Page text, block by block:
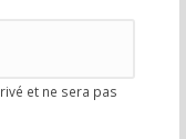
et ne sera pas